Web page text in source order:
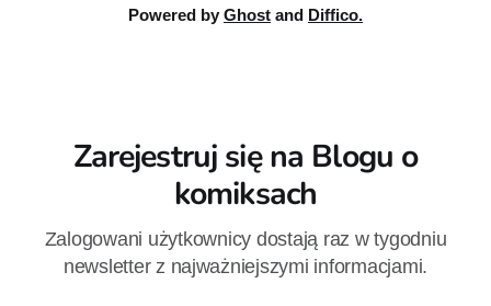
Powered by Ghost and Diffico.
Zarejestruj się na Blogu o
komiksach
Zalogowani użytkownicy dostają raz w tygodniu
newsletter z najważniejszymi informacjami.